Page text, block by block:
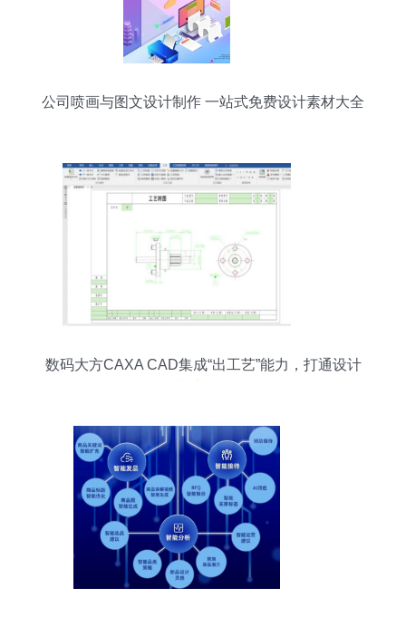
公司喷画与图文设计制作 一站式免费设计素材大全
数码大方CAXA CAD集成“出工艺”能力，打通设计